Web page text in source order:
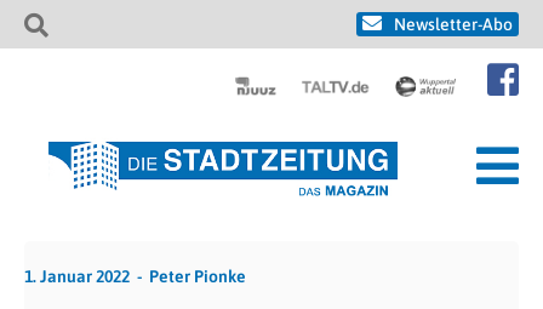
Newsletter-Abo
1. Januar 2022 Peter Pionke